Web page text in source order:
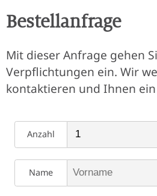
Bestellanfrage
Mit dieser Anfrage gehen
Verpflichtungen ein. Wir
kontaktieren und Ihnen
Anzahl
Name